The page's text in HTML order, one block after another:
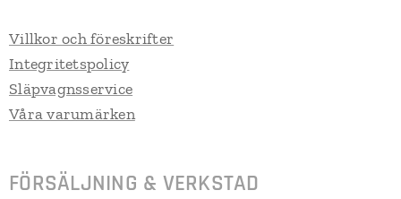
Villkor och föreskrifter
Integritetspolicy
Släpvagnsservice
Våra varumärken
FÖRSÄLJNING & VERKSTAD